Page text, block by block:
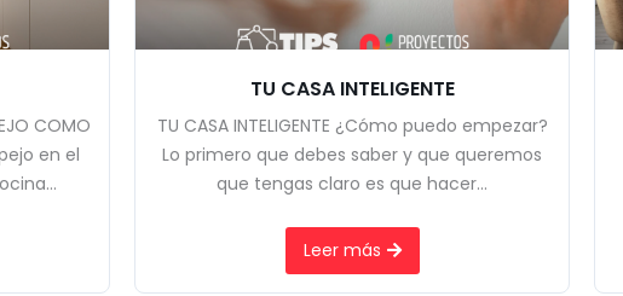
COMO
en el
TU CASA INTELIGENTE
TU CASA INTELIGENTE ¿Cómo puedo empezar?
Lo primero que debes saber y que queremos
que tengas claro es que hacer...
Leer más